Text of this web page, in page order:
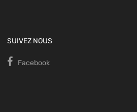
SUIVEZ NOUS
Facebook